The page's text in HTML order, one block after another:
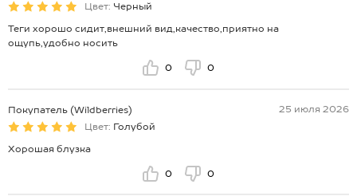
Цвет: Черный
Теги хорошо сидит,внешний вид,качество,приятно на
ощупь,удобно носить
0 0
Покупатель (Wildberries)
25 июля 2026
Цвет: Голубой
Хорошая блузка
0 0